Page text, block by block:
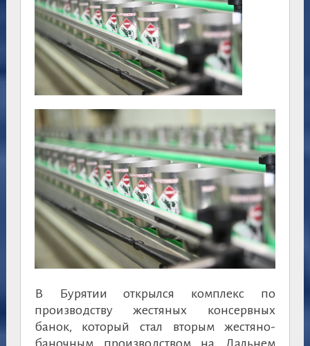
В Бурятии открылся комплекс по
производству жестяных консервных
банок, который стал вторым жестяно-